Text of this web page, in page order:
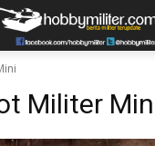
Militer